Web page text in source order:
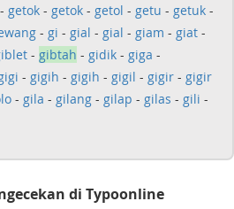
- getok - getok - getol - getu - getuk -
- gi - gial - gial - giam - giat -
- gibtah - gidik - giga -
- gigih - gigih - gigil - gigir - gigir
- gila - gilang - gilap - gilas - gili -
di Typoonline